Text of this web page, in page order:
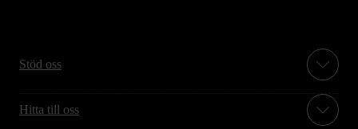
Stöd oss
Hitta till oss